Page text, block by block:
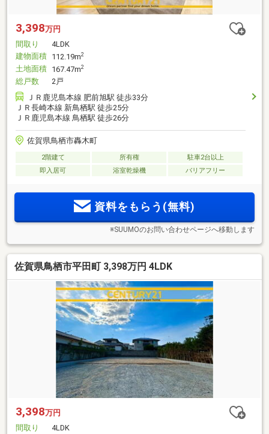
3,398万円
間取り
4LDK
建物面積 112.19m2
土地面積 167.47m2
総戸数
2戸
ＪＲ鹿児島本線 肥前旭駅 徒歩33分
ＪＲ長崎本線 新鳥栖駅 徒歩25分
ＪＲ鹿児島本線 鳥栖駅 徒歩26分
佐賀県鳥栖市轟木町
2階建て 所有権
駐車2台以上
即入居可
浴室乾燥機 バリアフリー
資料をもらう(無料)
※SUUMOのお問い合わせページへ移動します
佐賀県鳥栖市平田町 3,398万円 4LDK
3,398万円
間取り
4LDK